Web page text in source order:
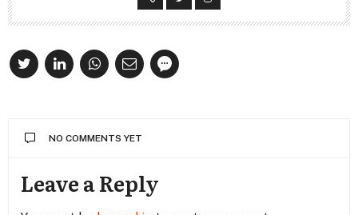
NO COMMENTS YET
Leave a Reply